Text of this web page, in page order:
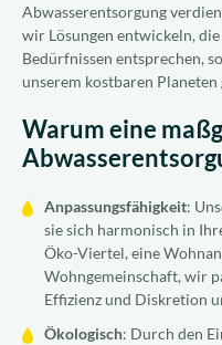
Abwasserentsorgung
wir Lösungen entwickeln,
Bedürfnissen entsprechen,
unserem kostbaren
Warum eine
Anpassungsfähigkeit:
sie sich harmonisch in
Öko-Viertel, eine
Wohngemeinschaft, wir
Effizienz und Diskretion
Ökologisch: Durch den